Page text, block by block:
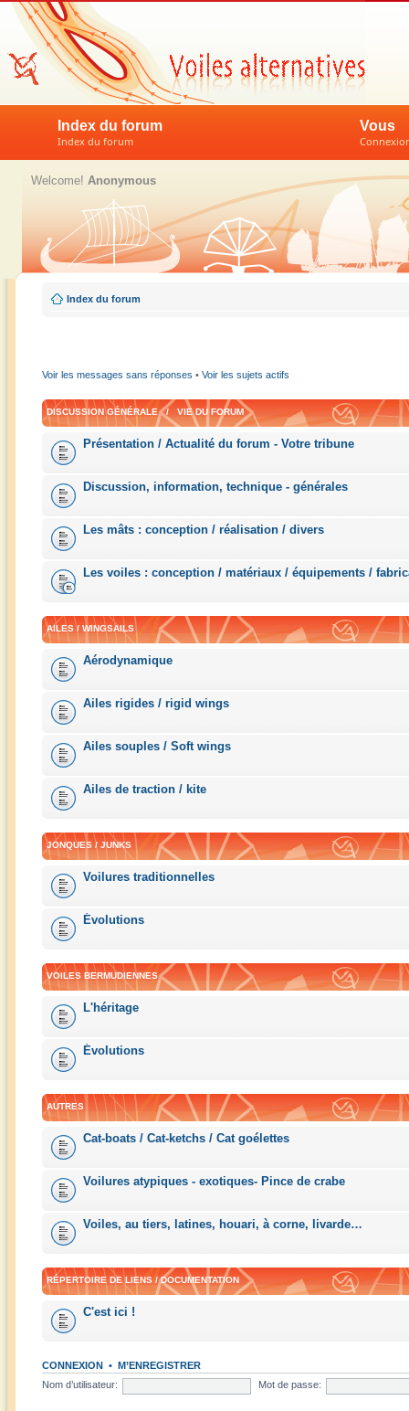
Index du forum
Index du forum
Vous
Welcome! Anonymous
Index du forum
Voir les messages sans réponses • Voir les sujets actifs
DISCUSSION GÉNÉRALE / VIE DU FORUM
Présentation / Actualité du forum - Votre tribune
Discussion, information, technique - générales
Les mâts : conception / réalisation / divers
Les voiles : conception / matériaux / équipements /
AILES / WINGSAILS
Aérodynamique
Ailes rigides / rigid wings
Ailes souples / Soft wings
Ailes de traction / kite
JONQUES / JUNKS
Voilures traditionnelles
Évolutions
VOILES BERMUDIENNES
L'héritage
Évolutions
AUTRES
Cat-boats / Cat-ketchs / Cat goélettes
Voilures atypiques - exotiques- Pince de crabe
Voiles, au tiers, latines, houari, à corne, livarde…
RÉPERTOIRE DE LIENS / DOCUMENTATION
C'est ici !
CONNEXION • M’ENREGISTRER
Nom d’utilisateur:
Mot de passe: